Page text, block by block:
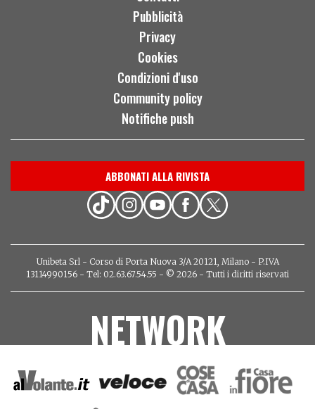
Pubblicità
Privacy
Cookies
Condizioni d'uso
Community policy
Notifiche push
ABBONATI ALLA RIVISTA
Unibeta Srl - Corso di Porta Nuova 3/A 20121, Milano - P.IVA
13114990156 - Tel: 02.63.67.54.55 - © 2026 - Tutti i diritti riservati
NETWORK